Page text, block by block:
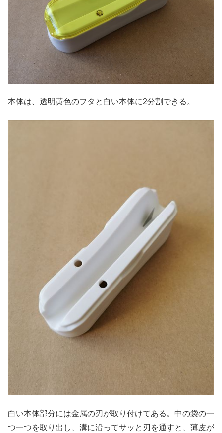
本体は、透明黄色のフタと白い本体に2分割できる。
白い本体部分には金属の刃が取り付けてある。中の袋の一
つ一つを取り出し、溝に沿ってサッと刃を通すと、薄皮が